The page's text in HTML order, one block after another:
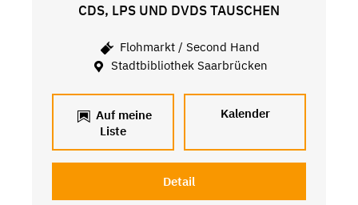
CDS, LPS UND DVDS TAUSCHEN
Flohmarkt / Second Hand
Stadtbibliothek Saarbrücken
Auf meine
Liste
Kalender
Detail